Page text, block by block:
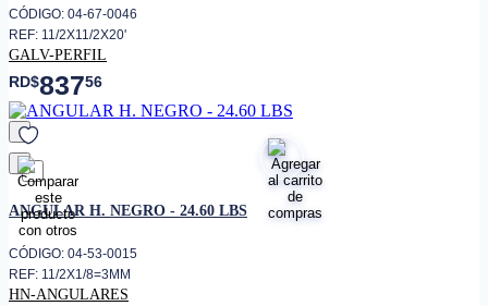
CÓDIGO: 04-67-0046
REF: 11/2X11/2X20'
GALV-PERFIL
RD$83756
favorito
ANGULAR H. NEGRO - 24.60 LBS
CÓDIGO: 04-53-0015
REF: 11/2X1/8=3MM
HN-ANGULARES